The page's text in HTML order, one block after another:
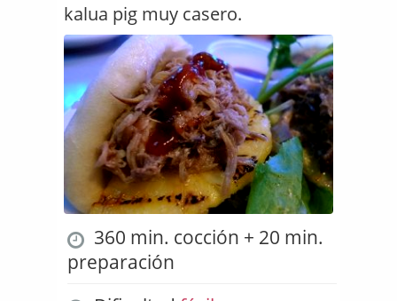
kalua pig muy casero.
360 min. cocción + 20 min.
preparación